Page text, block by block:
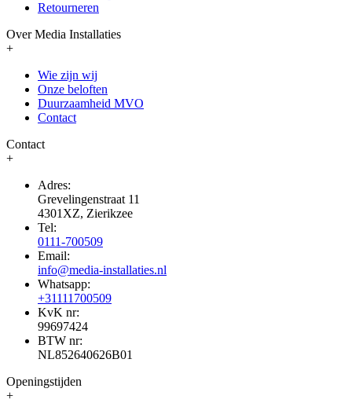
Retourneren
Over Media Installaties
+
Wie zijn wij
Onze beloften
Duurzaamheid MVO
Contact
Contact
+
Adres:
Grevelingenstraat 11
4301XZ, Zierikzee
Tel:
0111-700509
Email:
info@media-installaties.nl
Whatsapp:
+31111700509
KvK nr:
99697424
BTW nr:
NL852640626B01
Openingstijden
+